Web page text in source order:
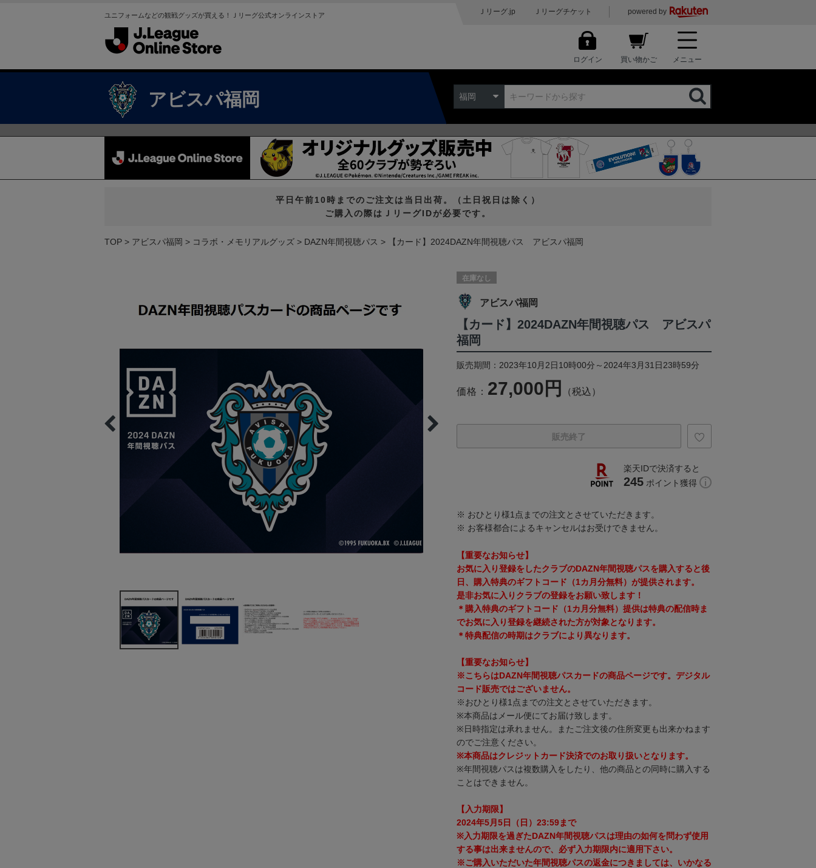
ユニフォームなどの観戦グッズが買える！Ｊリーグ公式オンラインストア Ｊリーグ.jp Ｊリーグチケット powered by
ログイン 買い物かご メニュー
アビスパ福岡 福岡
平日午前10時までのご注文は当日出荷。（土日祝日は除く）
ご購入の際はＪリーグIDが必要です。
TOP アビスパ福岡 コラボ・メモリアルグッズ DAZN年間視聴パス 【カード】2024DAZN年間視聴パス アビスパ福岡
在庫なし
アビスパ福岡
【カード】2024DAZN年間視聴パス アビスパ
福岡
販売期間：2023年10月2日10時00分～2024年3月31日23時59分
価格： 27,000円 （税込）
販売終了
楽天IDで決済すると
245 ポイント獲得
※ おひとり様1点までの注文とさせていただきます。
※ お客様都合によるキャンセルはお受けできません。
【重要なお知らせ】
お気に入り登録をしたクラブのDAZN年間視聴パスを購入すると後
日、購入特典のギフトコード（1カ月分無料）が提供されます。
是非お気に入りクラブの登録をお願い致します！
＊購入特典のギフトコード（1カ月分無料）提供は特典の配信時ま
でお気に入り登録を継続された方が対象となります。
＊特典配信の時期はクラブにより異なります。
【重要なお知らせ】
※こちらはDAZN年間視聴パスカードの商品ページです。デジタル
コード販売ではございません。
※おひとり様1点までの注文とさせていただきます。
※本商品はメール便にてお届け致します。
※日時指定は承れません。またご注文後の住所変更も出来かねます
のでご注意ください。
※本商品はクレジットカード決済でのお取り扱いとなります。
※年間視聴パスは複数購入をしたり、他の商品との同時に購入する
ことはできません。
【入力期限】
2024年5月5日（日）23:59まで
※入力期限を過ぎたDAZN年間視聴パスは理由の如何を問わず使用
する事は出来ませんので、必ず入力期限内に適用下さい。
※ご購入いただいた年間視聴パスの返金につきましては、いかなる